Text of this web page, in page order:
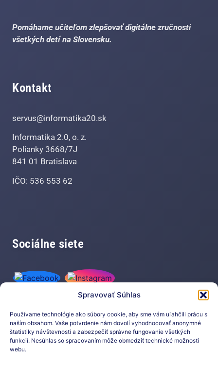
Spravovať Súhlas
Používame technológie ako súbory cookie, aby sme vám uľahčili prácu s
naším obsahom. Vaše potvrdenie nám dovolí vyhodnocovať anonymné
štatistiky návštevnosti a zabezpečiť správne fungovanie všetkých
funkcií. Nesúhlas so spracovaním môže obmedziť technické možnosti
webu.
Pomáhame učiteľom zlepšovať digitálne zručnosti
všetkých detí na Slovensku.
Kontakt
servus@informatika20.sk
Informatika 2.0, o. z.
Polianky 3668/7J
841 01 Bratislava
IČO: 536 553 62
Sociálne siete
Prihláste sa na odber nášho